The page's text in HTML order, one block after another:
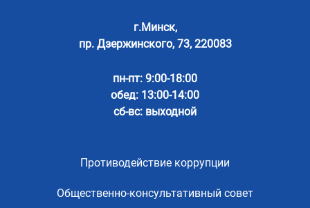
г.Минск,
пр. Дзержинского, 73, 220083
пн-пт: 9:00-18:00
обед: 13:00-14:00
сб-вс: выходной
Противодействие коррупции
Общественно-консультативный совет